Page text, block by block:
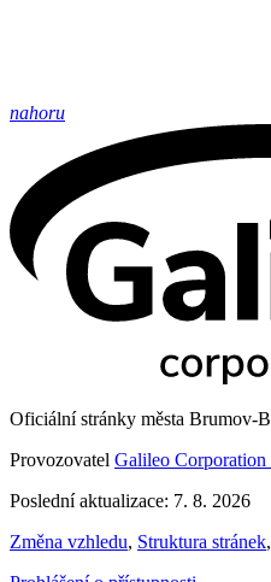
nahoru
Oficiální stránky města Brumov-
Provozovatel Galileo Corporation
Poslední aktualizace: 7. 8. 2026
Změna vzhledu, Struktura stránek,